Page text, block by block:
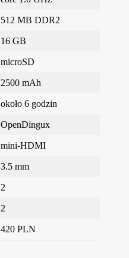
512 MB DDR2
16 GB
microSD
2500 mAh
około 6 godzin
OpenDingux
mini-HDMI
3.5 mm
2
2
420 PLN